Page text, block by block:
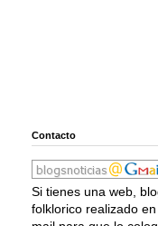
Contacto
Si tienes una web,
folklorico realizado